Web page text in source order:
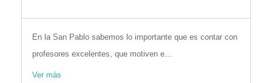
En la San Pablo sabemos lo importante que es contar con
profesores excelentes, que motiven e...
Ver más